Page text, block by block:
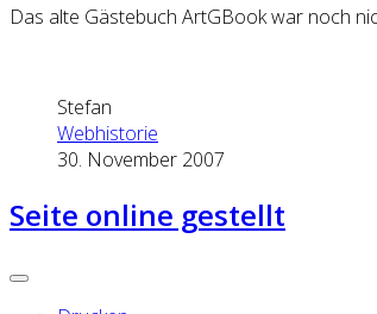
Das alte Gästebuch ArtGBook war noch
Stefan
Webhistorie
30. November 2007
Seite online gestellt